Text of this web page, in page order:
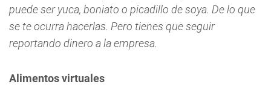
puede ser yuca, boniato o picadillo de soya. De lo que
se te ocurra hacerlas. Pero tienes que seguir
reportando dinero a la empresa.
Alimentos virtuales